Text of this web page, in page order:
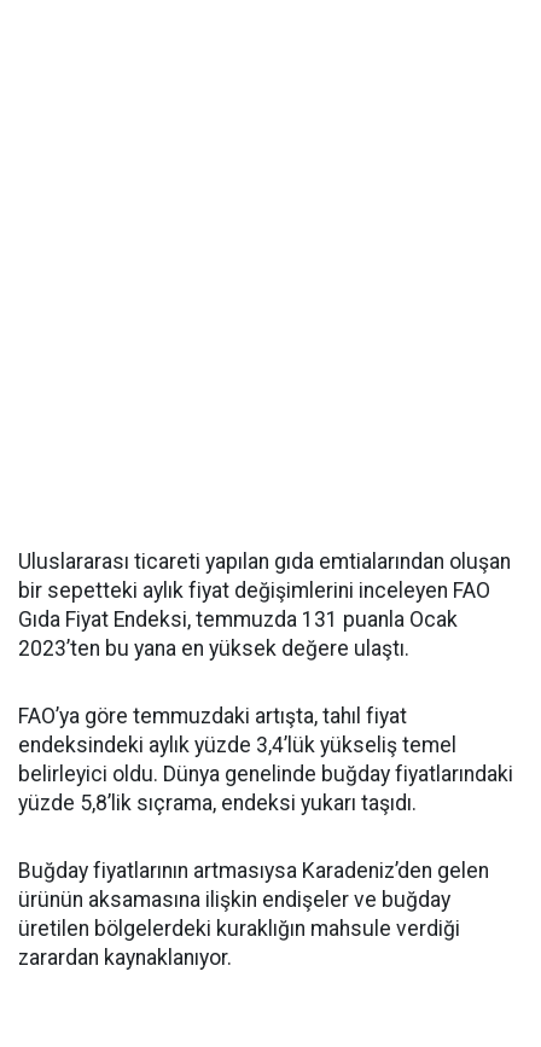
Uluslararası ticareti yapılan gıda emtialarından oluşan
bir sepetteki aylık fiyat değişimlerini inceleyen FAO
Gıda Fiyat Endeksi, temmuzda 131 puanla Ocak
2023’ten bu yana en yüksek değere ulaştı.
FAO’ya göre temmuzdaki artışta, tahıl fiyat
endeksindeki aylık yüzde 3,4’lük yükseliş temel
belirleyici oldu. Dünya genelinde buğday fiyatlarındaki
yüzde 5,8’lik sıçrama, endeksi yukarı taşıdı.
Buğday fiyatlarının artmasıysa Karadeniz’den gelen
ürünün aksamasına ilişkin endişeler ve buğday
üretilen bölgelerdeki kuraklığın mahsule verdiği
zarardan kaynaklanıyor.